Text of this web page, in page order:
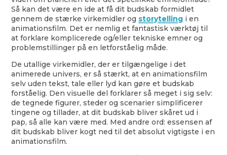
Så kan det være en ide at få dit budskab formidlet
gennem de stærke virkemidler og storytelling i en
animationsfilm. Det er nemlig et fantastisk værktøj til
at forklare komplicerede og/eller tekniske emner og
problemstillinger på en letforståelig måde.
De utallige virkemidler, der er tilgængelige i det
animerede univers, er så stærkt, at en animationsfilm
selv uden tekst, tale eller lyd kan gøre et budskab
forståelig. Den visuelle del forklarer så meget i sig selv:
de tegnede figurer, steder og scenarier simplificerer
tingene og tillader, at dit budskab bliver skåret ud i
pap, så alle kan være med. Med andre ord: essensen af
dit budskab bliver kogt ned til det absolut vigtigste i en
animationsfilm.